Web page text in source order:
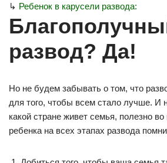
↳ Ребенок в карусели развода:
развод? Да!
Но не будем забывать о том, что
для того, чтобы всем стало лучше. И
какой стране живет семья, полезно
ребенка на всех этапах развода